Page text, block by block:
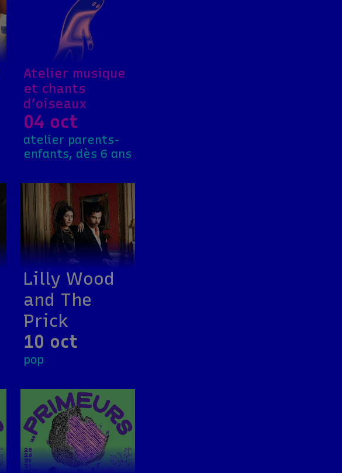
Atelier musique
et chants
d’oiseaux
04 oct
atelier parents-
enfants, dès 6 ans
Lilly Wood
and The
Prick
10 oct
pop